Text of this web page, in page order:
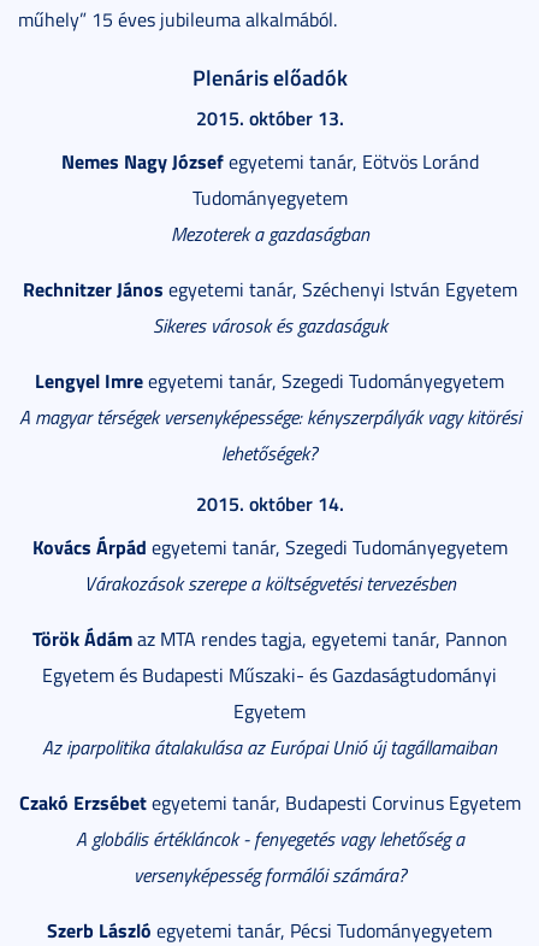
műhely” 15 éves jubileuma alkalmából.
Plenáris előadók
2015. október 13.
Nemes Nagy Józsefegyetemi tanár, Eötvös Loránd
Tudományegyetem
Mezoterek a gazdaságban
Rechnitzer János egyetemi tanár, Széchenyi István Egyetem
Sikeres városok és gazdaságuk
Lengyel Imreegyetemi tanár, Szegedi Tudományegyetem
A magyar térségek versenyképessége: kényszerpályák vagy kitörési
lehetőségek?
2015. október 14.
Kovács Árpád egyetemi tanár, Szegedi Tudományegyetem
Várakozások szerepe a költségvetési tervezésben
Török Ádámaz MTA rendes tagja, egyetemi tanár, Pannon
Egyetem és Budapesti Műszaki- és Gazdaságtudományi
Egyetem
Az iparpolitika átalakulása az Európai Unió új tagállamaiban
Czakó Erzsébetegyetemi tanár, Budapesti Corvinus Egyetem
A globális értékláncok - fenyegetés vagy lehetőség a
versenyképesség formálói számára?
Szerb László egyetemi tanár, Pécsi Tudományegyetem